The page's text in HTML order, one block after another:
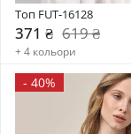
Топ FUT-16128
371 ₴ 619 ₴
+ 4 кольори
- 40%